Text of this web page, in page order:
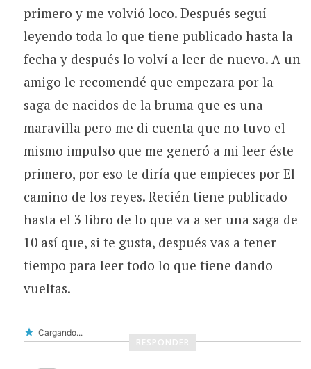
primero y me volvió loco. Después seguí
leyendo toda lo que tiene publicado hasta la
fecha y después lo volví a leer de nuevo. A un
amigo le recomendé que empezara por la
saga de nacidos de la bruma que es una
maravilla pero me di cuenta que no tuvo el
mismo impulso que me generó a mi leer éste
primero, por eso te diría que empieces por El
camino de los reyes. Recién tiene publicado
hasta el 3 libro de lo que va a ser una saga de
10 así que, si te gusta, después vas a tener
tiempo para leer todo lo que tiene dando
vueltas.
Cargando...
RESPONDER